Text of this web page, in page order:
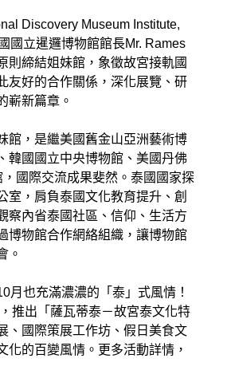
Discovery Museum Institute,
國立暹邏博物館館長Mr. Rames
則締結姐妹館，象徵故宮接軌國
友好的合作關係，深化展覽、研
嶄新篇章。
館，是繼美國舊金山亞洲藝術博
韓國國立中央博物館、美國丹佛
國際交流成果斐然。泰國國家探
室，肩負泰國文化教育提升、創
察內省泰國社區、信仰、生活方
博物館合作網絡組織，讓博物館
。
月也充滿濃濃的「泰」式風情！
推出「薩瓦蒂泰－故宮泰文化特
、國際策展工作坊、假日美食文
的百變風情。更多活動詳情，